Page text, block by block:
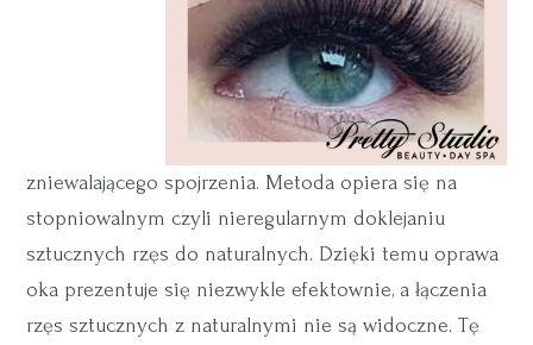
zniewalającego spojrzenia. Metoda opiera się na
stopniowalnym czyli nieregularnym doklejaniu
sztucznych rzęs do naturalnych. Dzięki temu oprawa
oka prezentuje się niezwykle efektownie, a łączenia
rzęs sztucznych z naturalnymi nie są widoczne. Tę